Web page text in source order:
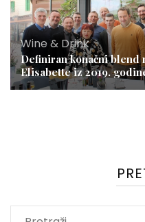
Wine & Drink
Definiran konačni blend
Elisabette iz 2019.